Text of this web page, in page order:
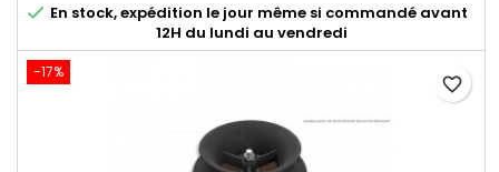
 En stock, expédition le jour même si commandé avant
12H du lundi au vendredi
-17%
favorite_border